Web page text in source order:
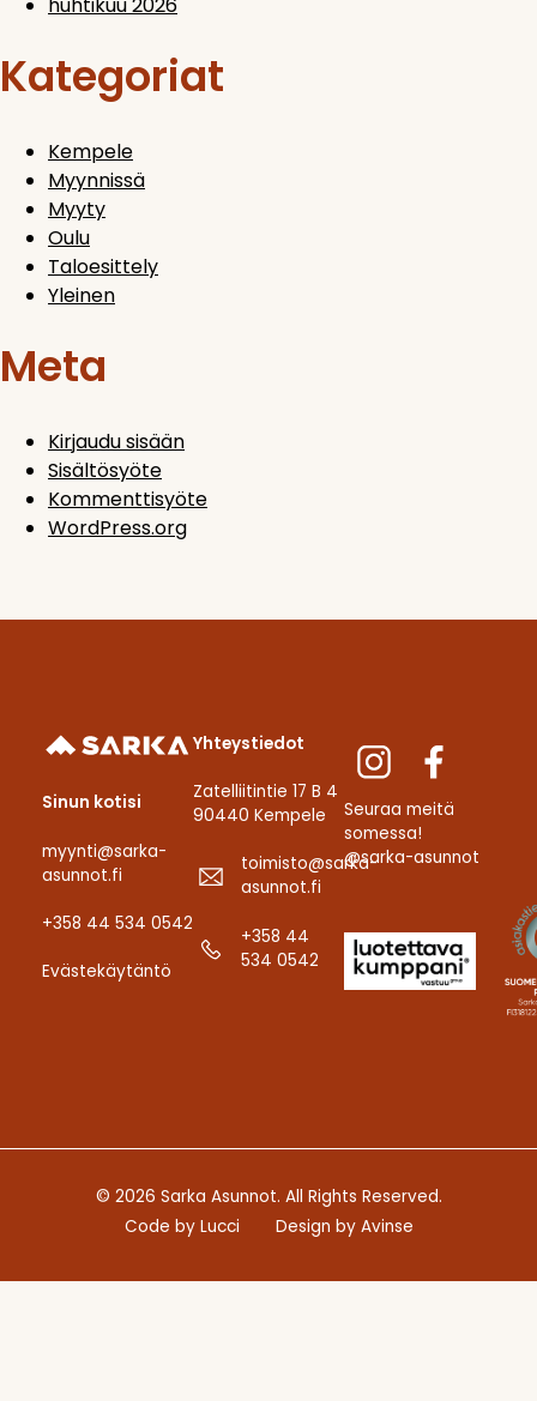
Kategoriat
Kempele
Myynnissä
Myyty
Oulu
Taloesittely
Yleinen
Meta
Kirjaudu sisään
Sisältösyöte
Kommenttisyöte
WordPress.org
Sinun kotisi
myynti@sarka-
asunnot.fi
+358 44 534 0542
Evästekäytäntö
Yhteystiedot
Zatelliitintie 17 B 4
90440 Kempele
toimisto@sarka-
asunnot.fi
+358 44
534 0542
Seuraa meitä
somessa!
@sarka-asunnot
© 2026 Sarka Asunnot. All Rights Reserved.
Code by Lucci Design by Avinse